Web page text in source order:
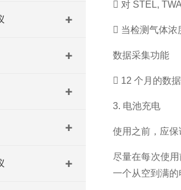
 对 STEL,
 当检测气体浓
数据采集功能
 12 个月的数
3. 电池充电
使用之前，应
尽量在每次使
一个从空到满